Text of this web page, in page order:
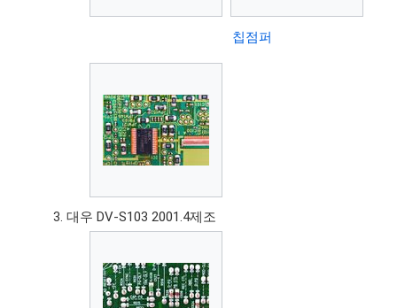
칩점퍼
대우 DV-S103 2001.4제조